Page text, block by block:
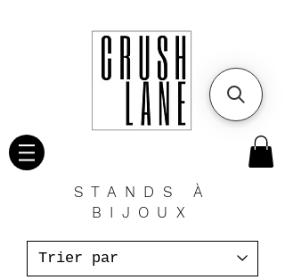
STANDS À
BIJOUX